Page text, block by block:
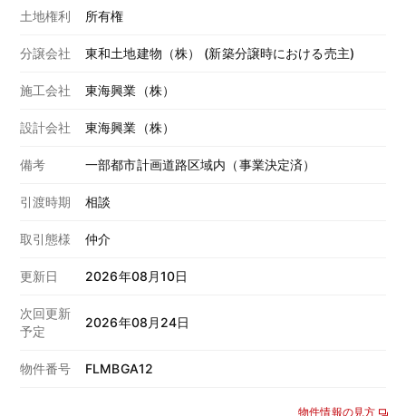
土地権利 所有権
分譲会社 東和土地建物（株） (新築分譲時における売主)
施工会社 東海興業（株）
設計会社 東海興業（株）
備考 一部都市計画道路区域内（事業決定済）
引渡時期 相談
取引態様 仲介
更新日 2026年08月10日
次回更新
予定
2026年08月24日
物件番号 FLMBGA12
物件情報の見方